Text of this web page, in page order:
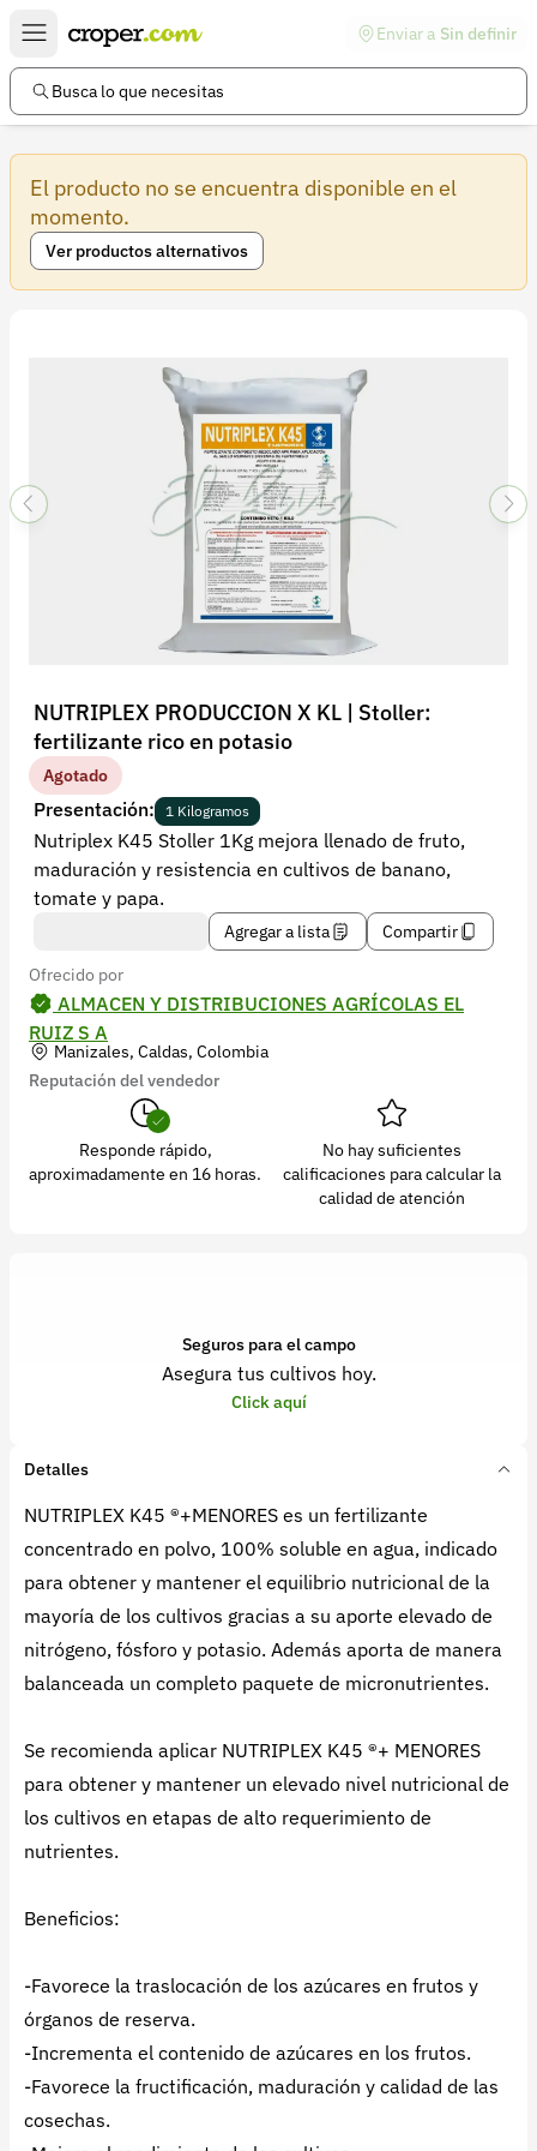
Enviar a Sin definir
Busca lo que necesitas
El producto no se encuentra disponible en el
momento.
Ver productos alternativos
NUTRIPLEX PRODUCCION X KL | Stoller:
fertilizante rico en potasio
Agotado
Presentación: 1 Kilogramos
Nutriplex K45 Stoller 1Kg mejora llenado de fruto,
maduración y resistencia en cultivos de banano,
tomate y papa.
Agregar a lista
Compartir
Ofrecido por
ALMACEN Y DISTRIBUCIONES AGRÍCOLAS EL
RUIZ S A
Manizales, Caldas, Colombia
Reputación del vendedor
Responde rápido,
aproximadamente en 16 horas.
No hay suficientes
calificaciones para calcular la
calidad de atención
Seguros para el campo
Asegura tus cultivos hoy.
Click aquí
Detalles
NUTRIPLEX K45 ®+MENORES es un fertilizante
concentrado en polvo, 100% soluble en agua, indicado
para obtener y mantener el equilibrio nutricional de la
mayoría de los cultivos gracias a su aporte elevado de
nitrógeno, fósforo y potasio. Además aporta de manera
balanceada un completo paquete de micronutrientes.
Se recomienda aplicar NUTRIPLEX K45 ®+ MENORES
para obtener y mantener un elevado nivel nutricional de
los cultivos en etapas de alto requerimiento de
nutrientes.
Beneficios:
-Favorece la traslocación de los azúcares en frutos y
órganos de reserva.
-Incrementa el contenido de azúcares en los frutos.
-Favorece la fructificación, maduración y calidad de las
cosechas.
Enlaces de interés
Preguntas frecuentes
Ayuda
Información legal
Términos y condiciones
Política de privacidad
Registrarse
contacto@croper.com
© 2026 Croper.com Todos los derechos reservados
Versión 5.45.0
Síguenos